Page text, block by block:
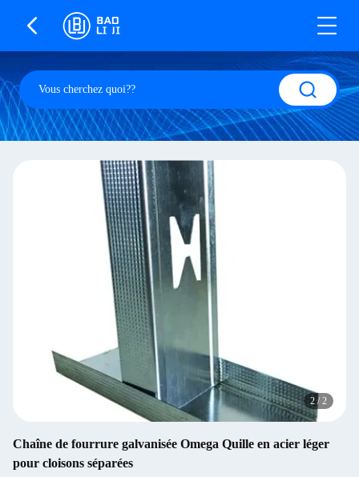
2 / 2
Chaîne de fourrure galvanisée Omega Quille en acier léger
pour cloisons séparées